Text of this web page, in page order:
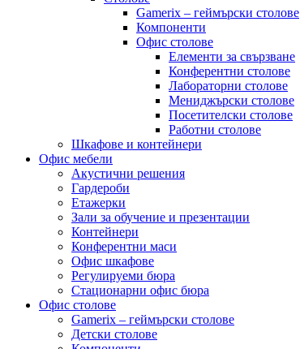
Gamerix – геймърски столове
Компоненти
Офис столове
Елементи за свързване
Конферентни столове
Лабораторни столове
Мениджърски столове
Посетителски столове
Работни столове
Шкафове и контейнери
Офис мебели
Акустични решения
Гардероби
Етажерки
Зали за обучение и презентации
Контейнери
Конферентни маси
Офис шкафове
Регулируеми бюра
Стационарни офис бюра
Офис столове
Gamerix – геймърски столове
Детски столове